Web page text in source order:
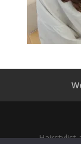
Hairstylist